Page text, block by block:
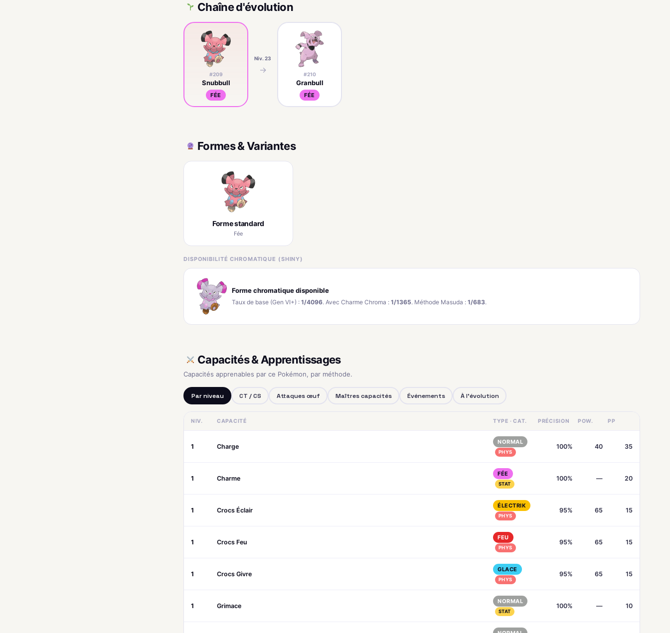
Chaîne d'évolution
#209
Snubbull
FÉE
Niv. 23
→ #210
Granbull
FÉE
Formes & Variantes
Forme standard
Fée
DISPONIBILITÉ CHROMATIQUE (SHINY)
Forme chromatique disponible
Taux de base (Gen VI+) : 1/4096. Avec Charme Chroma : 1/1365. Méthode Masuda : 1/683.
Capacités & Apprentissages
Capacités apprenables par ce Pokémon, par méthode.
Par niveau CT / CS Attaques œuf Maîtres capacités Événements À l'évolution
NIV. CAPACITÉ TYPE · CAT. PRÉCISION POW. PP
1 Charge
NORMAL
PHYS
100% 40 35
1 Charme
FÉE
STAT
100% — 20
1 Crocs Éclair
ÉLECTRIK
PHYS
95% 65 15
1 Crocs Feu
FEU
PHYS
95% 65 15
1 Crocs Givre
GLACE
PHYS
95% 65 15
1 Grimace
NORMAL
STAT
100% — 10